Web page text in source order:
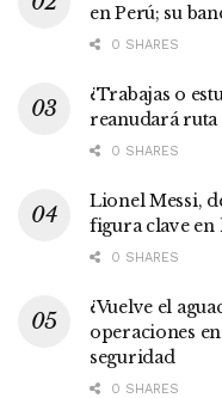
en Perú; su
0 SHARES
¿Trabajas o
reanudará ruta
0 SHARES
Lionel Messi,
figura clave en
0 SHARES
¿Vuelve el
operaciones
seguridad
0 SHARES